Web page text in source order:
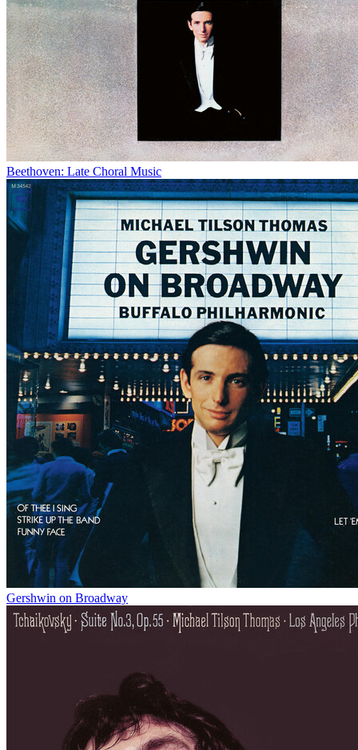
Beethoven: Late Choral Music
Gershwin on Broadway